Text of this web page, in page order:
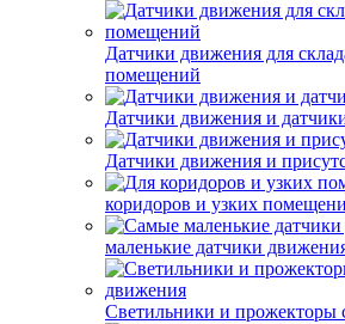
Датчики движения для
помещений
Датчики движения и
Датчики движения и
коридоров и узких
маленькие датчики
Светильники и прожекторы